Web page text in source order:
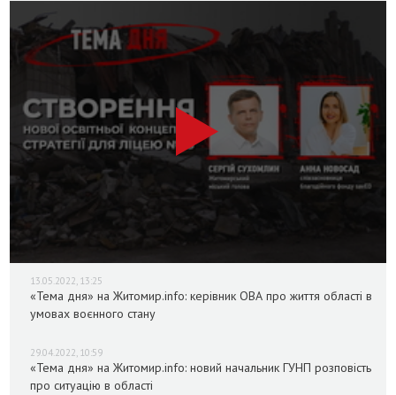
13.05.2022, 13:25
«Тема дня» на Житомир.info: керівник ОВА про життя області в
умовах воєнного стану
29.04.2022, 10:59
«Тема дня» на Житомир.info: новий начальник ГУНП розповість
про ситуацію в області